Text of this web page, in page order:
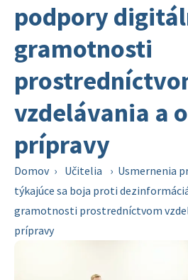
podpory
gramotnosti
vzdelávania a
prípravy
Domov › Učitelia › Usmernenia
týkajúce sa boja proti
gramotnosti prostredníctvom
prípravy